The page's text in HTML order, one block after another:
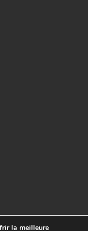
la meilleure